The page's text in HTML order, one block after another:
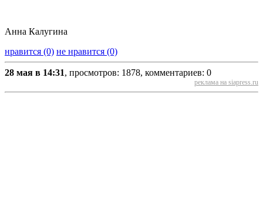
Анна Калугина
нравится (0) не нравится (0)
28 мая в 14:31, просмотров: 1878, комментариев: 0
реклама на siapress.ru